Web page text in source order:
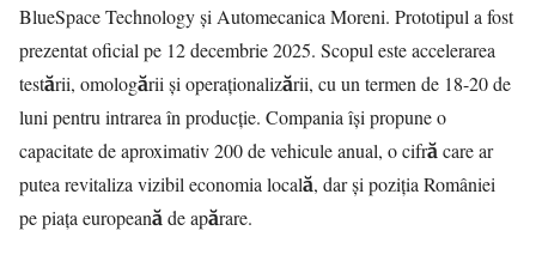
BlueSpace Technology și Automecanica Moreni. Prototipul a fost
prezentat oficial pe 12 decembrie 2025. Scopul este accelerarea
testării, omologării și operaționalizării, cu un termen de 18-20 de
luni pentru intrarea în producție. Compania își propune o
capacitate de aproximativ 200 de vehicule anual, o cifră care ar
putea revitaliza vizibil economia locală, dar și poziția României
pe piața europeană de apărare.